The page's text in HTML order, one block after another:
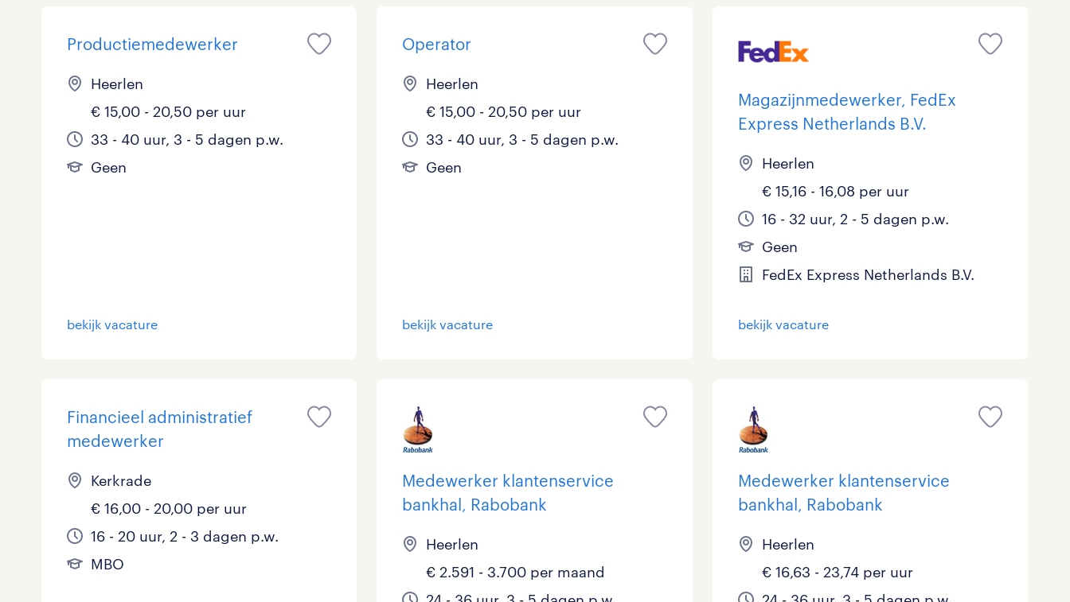
binnen welk vakgebied wil je werken?
Administratief 5 Beveiliging 0 Bouw 0
Callcenter / Contactcenter Chauffeurs Commercieel / Verkoop
Horeca / Catering
Juridisch 0
Marketing & Communicatie 1
Medisch Onderwijs 5 Overheid 1
Webcare Zorg / Verpleging
toon 69 resultaten
op welk niveau zoek je vacatures?
Basisonderwijs 0 Geen 12 HAVO/VWO 0
HBO LBO, MAVO, VMBO MBO 36
Ondersteunend onderwijs
toon 69 resultaten
hoeveel uren per week wil je werken?
0 - 8 uur 4 9 - 16 uur 8 17 - 24 uur 7
25 - 32 uur 33 - 36 uur 37 - 40+ uur 21
welk soort dienstverband zou jij willen?
Detachering 1 Tijdelijk 26 Tijdelijk met uitzicht op vast 41
Vast
Productiemedewerker
Heerlen
€ 15,00 - 20,50 per uur
33 - 40 uur, 3 - 5 dagen p.w.
Geen
bekijk vacature
Operator
Heerlen
€ 15,00 - 20,50 per uur
33 - 40 uur, 3 - 5 dagen p.w.
Geen
bekijk vacature
Magazijnmedewerker, FedEx
Express Netherlands B.V.
Heerlen
€ 15,16 - 16,08 per uur
16 - 32 uur, 2 - 5 dagen p.w.
Geen
FedEx Express Netherlands B.V.
bekijk vacature
Financieel administratief
medewerker
Kerkrade
€ 16,00 - 20,00 per uur
16 - 20 uur, 2 - 3 dagen p.w.
MBO
Medewerker klantenservice
bankhal, Rabobank
Heerlen
€ 2.591 - 3.700 per maand
Medewerker klantenservice
bankhal, Rabobank
Heerlen
€ 16,63 - 23,74 per uur